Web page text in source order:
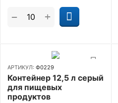
+
−
АРТИКУЛ: Ф0229
Контейнер 12,5 л серый
для пищевых
продуктов